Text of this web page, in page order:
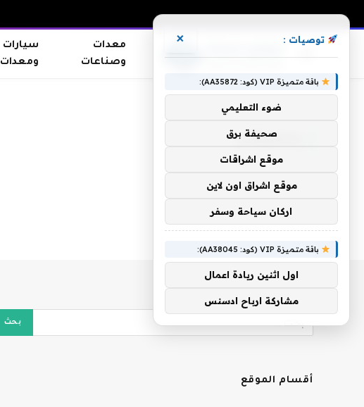
معدات
وصناعات
سيارات
ومعدات
وشقيقتان
أقسام الموقع
توصيات : ×
باقة متميزة VIP (كود: AA35872):
ضوء التعليمي
صحيفة برق
موقع اشراقات
موقع اشراق اون لاين
اركان سياحة وسفر
باقة متميزة VIP (كود: AA38045):
اول اثنين ريادة اعمال
مشاركة ارباح ادسنس